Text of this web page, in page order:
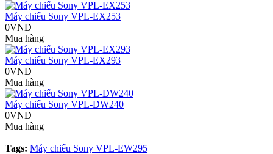
Máy chiếu Sony VPL-EX253
0VND
Mua hàng
Máy chiếu Sony VPL-EX293
0VND
Mua hàng
Máy chiếu Sony VPL-DW240
0VND
Mua hàng
Tags: Máy chiếu Sony VPL-EW295